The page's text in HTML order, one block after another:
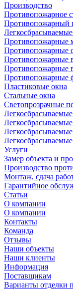
Производство
Противопожарное
Противопожарный
Противопожарные
Противопожарные
Противопожарные
Противопожарные
Противопожарные
Пластиковые окна
Стальные окна
Светопрозрачные
Услуги
Замер объекта и
Производство
Монтаж, сдача
Гарантийное
Статьи
О компании
О компании
Контакты
Команда
Отзывы
Наши объекты
Наши клиенты
Информация
Поставщикам
Варианты отделки